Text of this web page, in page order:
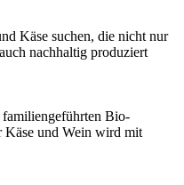
Käse suchen, die nicht nur
nachhaltig produziert
familiengeführten Bio-
Käse und Wein wird mit